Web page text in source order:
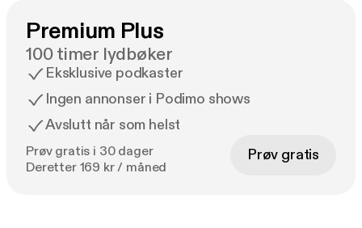
Premium Plus
100 timer lydbøker
Eksklusive podkaster
Ingen annonser i Podimo shows
Avslutt når som helst
Prøv gratis i 30 dager
Deretter 169 kr / måned
Prøv gratis